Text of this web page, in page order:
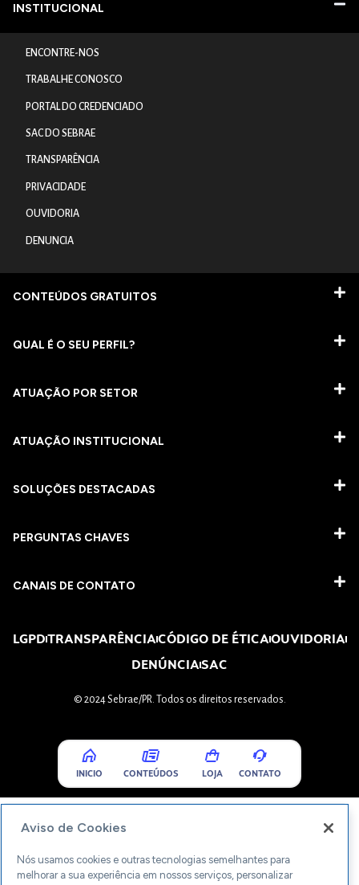
INSTITUCIONAL
ENCONTRE-NOS
TRABALHE CONOSCO
PORTAL DO CREDENCIADO
SAC DO SEBRAE
TRANSPARÊNCIA
PRIVACIDADE
OUVIDORIA
DENUNCIA
CONTEÚDOS GRATUITOS
QUAL É O SEU PERFIL?
ATUAÇÃO POR SETOR
ATUAÇÃO INSTITUCIONAL
SOLUÇÕES DESTACADAS
PERGUNTAS CHAVES​
CANAIS DE CONTATO
LGPDTRANSPARÊNCIACÓDIGO DE ÉTICAOUVIDORIA
DENÚNCIASAC
© 2024 Sebrae/PR. Todos os direitos reservados.
INICIO CONTEÚDOS LOJA CONTATO
Aviso de Cookies
Nós usamos cookies e outras tecnologias semelhantes para
melhorar a sua experiência em nossos serviços, personalizar